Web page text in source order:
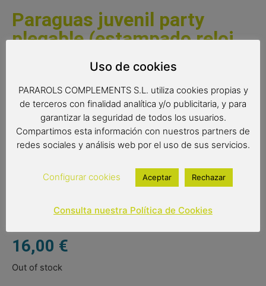
Paraguas juvenil party
plegable (estampado reloj
Un paraguas plegable alegre y desenfadado con seis
modelos diferentes para que escojas el que más te
Medidas:
Diámetro: 96 cms
Cerrado: 24 cms
16,00 €
Out of stock
Uso de cookies
PARAROLS COMPLEMENTS S.L. utiliza cookies propias y
de terceros con finalidad analítica y/o publicitaria, y para
garantizar la seguridad de todos los usuarios.
Compartimos esta información con nuestros partners de
redes sociales y análisis web por el uso de sus servicios.
Configurar cookies Aceptar Rechazar
Consulta nuestra Política de Cookies